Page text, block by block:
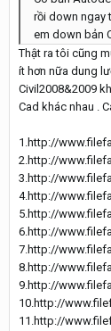
rồi down ngay
em down bản
Thật ra tôi cũng
ít hơn nữa dung
Civil2008&2009
Cad khác nhau .
1.http://
2.http://
3.http://
4.http://
5.http://
6.http://
7.http://
8.http://
9.http://
10.http://
11.http://